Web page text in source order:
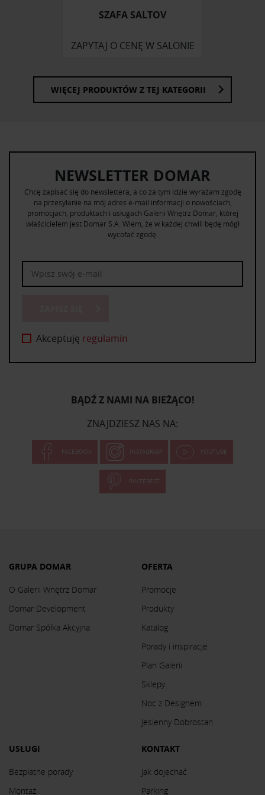
SZAFA SALTOV
ZAPYTAJ O CENĘ W SALONIE
WIĘCEJ PRODUKTÓW Z TEJ KATEGORII
NEWSLETTER DOMAR
Chcę zapisać się do newslettera, a co za tym idzie wyrażam zgodę
na przesyłanie na mój adres e-mail informacji o nowościach,
promocjach, produktach i usługach Galerii Wnętrz Domar, której
właścicielem jest Domar S.A. Wiem, że w każdej chwili będę mógł
wycofać zgodę.
Akceptuję regulamin
BĄDŹ Z NAMI NA BIEŻĄCO!
ZNAJDZIESZ NAS NA:
FACEBOOK INSTAGRAM YOUTUBE
PINTEREST
GRUPA DOMAR
O Galerii Wnętrz Domar
Domar Development
Domar Spółka Akcyjna
OFERTA
Promocje
Produkty
Katalog
Porady i inspiracje
Plan Galerii
Sklepy
Noc z Designem
Jesienny Dobrostan
USŁUGI
Bezpłatne porady
Montaż
KONTAKT
Jak dojechać
Parking